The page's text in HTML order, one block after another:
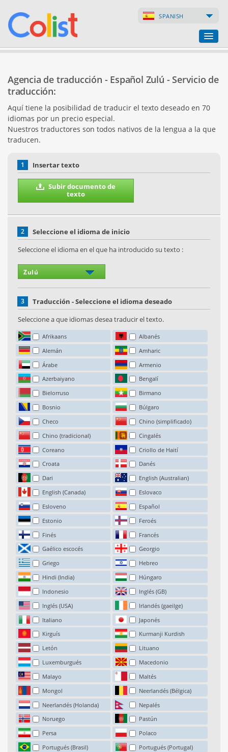
SPANISH
Índice de empresas
Páginas web
Tiendas en internet
Agencia de traducción - Español Zulú - Servicio de
traducción:
Aquí tiene la posibilidad de traducir el texto deseado en 70
idiomas por un precio especial.
Nuestros traductores son todos nativos de la lengua a la que
traducen.
1 Insertar texto
Subir documento de
texto
2
Seleccione el idioma de inicio
Seleccione el idioma en el que ha introducido su texto :
3
Traducción - Seleccione el idioma deseado
Seleccione a que idiomas desea traducir el texto.
Afrikaans
Albanés
Alemán
Amharic
Árabe
Armenio
Azerbaiyano
Bengalí
Bielorruso
Birmano
Bosnio
Búlgaro
Checo
Chino (simplificado)
Chino (tradicional)
Cingalés
Coreano
Criollo de Haití
Croata
Danés
Dari
English (Australian)
English (Canada)
Eslovaco
Esloveno
Español
Estonio
Feroés
Finés
Francés
Gaélico escocés
Georgio
Griego
Hebreo
Hindi (India)
Húngaro
Indonesio
Inglés (GB)
Inglés (USA)
Irlandés (gaeilge)
Italiano
Japonés
Kirguís
Kurmanji Kurdish
Letón
Lituano
Luxemburgués
Macedonio
Malayo
Maltés
Mongol
Neerlandés (Bélgica)
Neerlandés (Holanda)
Nepalés
Noruego
Pastún
Persa
Polaco
Portugués (Brasil)
Portugués (Portugal)